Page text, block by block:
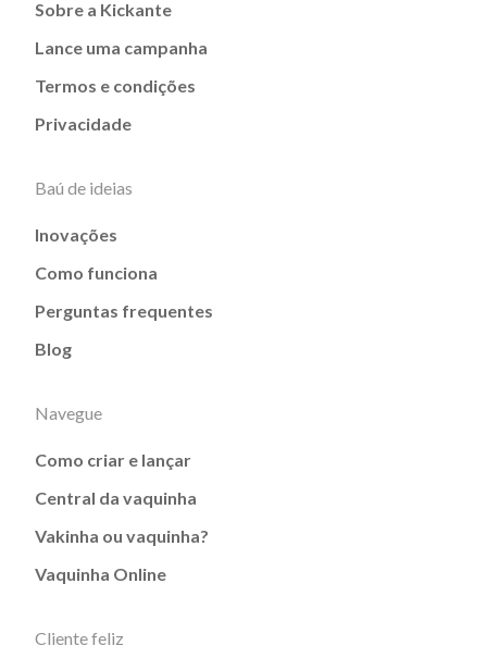
Sobre a Kickante
Lance uma campanha
Termos e condições
Privacidade
Baú de ideias
Inovações
Como funciona
Perguntas frequentes
Blog
Navegue
Como criar e lançar
Central da vaquinha
Vakinha ou vaquinha?
Vaquinha Online
Cliente feliz